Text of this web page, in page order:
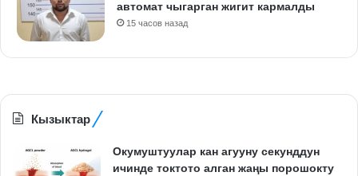
автомат чыгарган жигит кармалды
15 часов назад
Кызыктар
Окумуштуулар кан агууну секунддун
ичинде токтото алган жаңы порошокту